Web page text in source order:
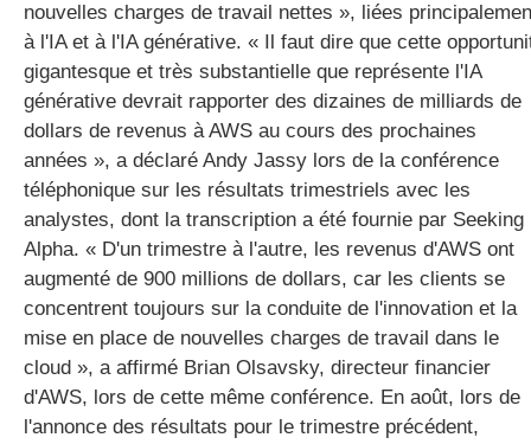
nouvelles charges de travail nettes », liées
à l'IA et à l'IA générative. « Il faut dire que cette
gigantesque et très substantielle que représente l'IA
générative devrait rapporter des dizaines de milliards de
dollars de revenus à AWS au cours des prochaines
années », a déclaré Andy Jassy lors de la conférence
téléphonique sur les résultats trimestriels avec les
analystes, dont la transcription a été fournie par Seeking
Alpha. « D'un trimestre à l'autre, les revenus d'AWS ont
augmenté de 900 millions de dollars, car les clients se
concentrent toujours sur la conduite de l'innovation et la
mise en place de nouvelles charges de travail dans le
cloud », a affirmé Brian Olsavsky, directeur financier
d'AWS, lors de cette même conférence. En août, lors de
l'annonce des résultats pour le trimestre précédent,